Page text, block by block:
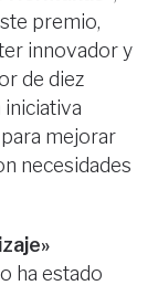
premio,
innovador y
de diez
iniciativa
mejorar
necesidades
ha estado